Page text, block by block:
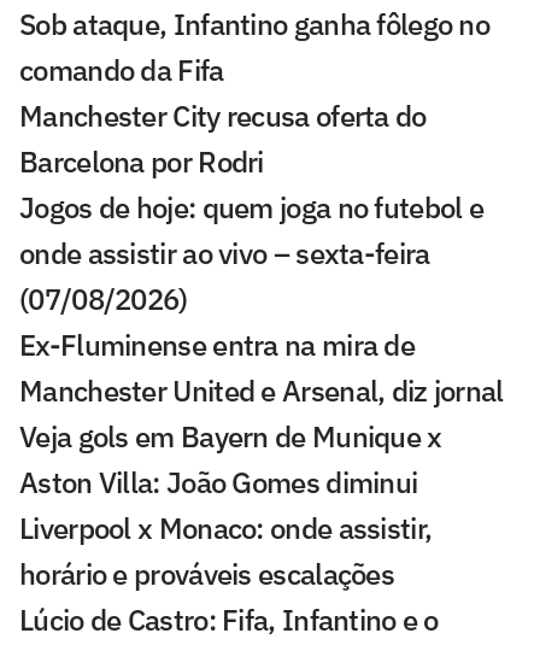
Sob ataque, Infantino ganha fôlego no
comando da Fifa
Manchester City recusa oferta do
Barcelona por Rodri
Jogos de hoje: quem joga no futebol e
onde assistir ao vivo – sexta-feira
(07/08/2026)
Ex-Fluminense entra na mira de
Manchester United e Arsenal, diz jornal
Veja gols em Bayern de Munique x
Aston Villa: João Gomes diminui
Liverpool x Monaco: onde assistir,
horário e prováveis escalações
Lúcio de Castro: Fifa, Infantino e o